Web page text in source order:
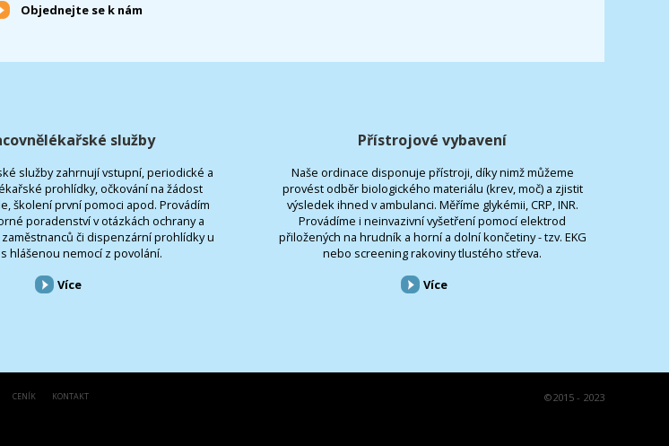
Objednejte se k nám
služby
služby zahrnují vstupní, periodické a
prohlídky, očkování na žádost
školení první pomoci apod. Provádím
poradenství v otázkách ochrany a
či dispenzární prohlídky u
hlášenou nemocí z povolání.
Více
Přístrojové vybavení
Naše ordinace disponuje přístroji, díky nimž můžeme
provést odběr biologického materiálu (krev, moč) a zjistit
výsledek ihned v ambulanci. Měříme glykémii, CRP, INR.
Provádíme i neinvazivní vyšetření pomocí elektrod
přiložených na hrudník a horní a dolní končetiny - tzv. EKG
nebo screening rakoviny tlustého střeva.
Více
CENÍK KONTAKT ©2015 - 2023